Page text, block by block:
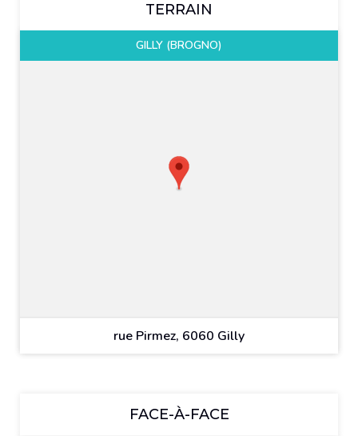
TERRAIN
GILLY (BROGNO)
rue Pirmez, 6060 Gilly
FACE-À-FACE